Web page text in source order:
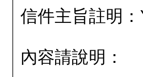
信件主旨註明
內容請說明：